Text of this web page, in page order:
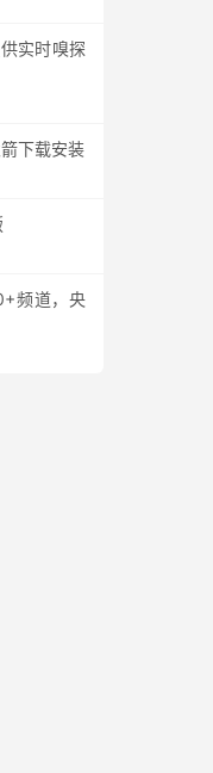
实时嗅探
下载安装
频道，央